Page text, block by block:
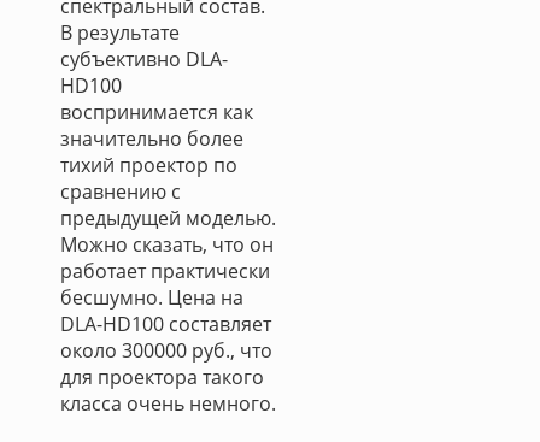
спектральный состав.
В результате
субъективно DLA-
HD100
воспринимается как
значительно более
тихий проектор по
сравнению с
предыдущей моделью.
Можно сказать, что он
работает практически
бесшумно. Цена на
DLA-HD100 составляет
около 300000 руб., что
для проектора такого
класса очень немного.